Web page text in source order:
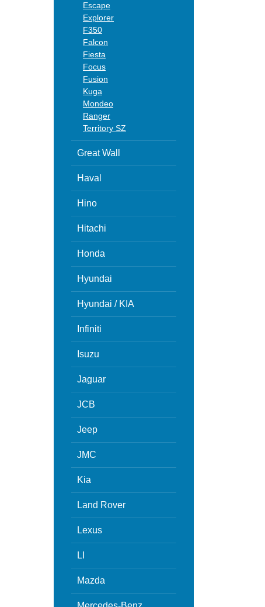
Escape
Explorer
F350
Falcon
Fiesta
Focus
Fusion
Kuga
Mondeo
Ranger
Territory SZ
Great Wall
Haval
Hino
Hitachi
Honda
Hyundai
Hyundai / KIA
Infiniti
Isuzu
Jaguar
JCB
Jeep
JMC
Kia
Land Rover
Lexus
LI
Mazda